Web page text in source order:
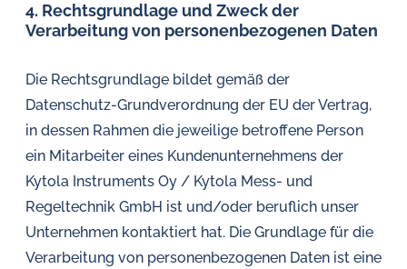
4. Rechtsgrundlage und Zweck der
Verarbeitung von personenbezogenen Daten
Die Rechtsgrundlage bildet gemäß der
Datenschutz-Grundverordnung der EU der Vertrag,
in dessen Rahmen die jeweilige betroffene Person
ein Mitarbeiter eines Kundenunternehmens der
Kytola Instruments Oy / Kytola Mess- und
Regeltechnik GmbH ist und/oder beruflich unser
Unternehmen kontaktiert hat. Die Grundlage für die
Verarbeitung von personenbezogenen Daten ist eine